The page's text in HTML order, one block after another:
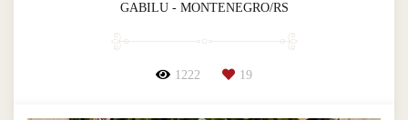
GABILU - MONTENEGRO/RS
1222 19